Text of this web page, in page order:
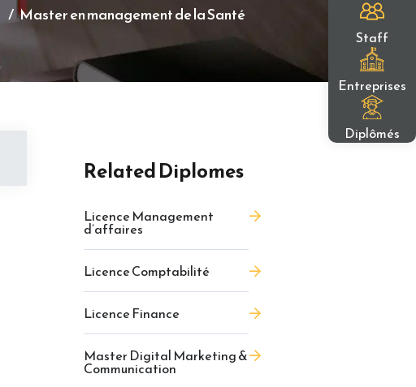
Staff
Entreprises
Diplômés
Master en management de la Santé
Related Diplomes
Licence Management
d’affaires
Licence Comptabilité
Licence Finance
Master Digital Marketing &
Communication